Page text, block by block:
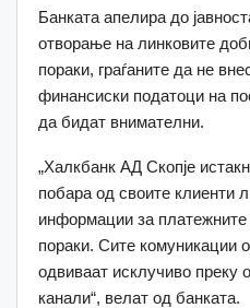
Банката апелира до
отворање на линковите
пораки, граѓаните да не
финансиски податоци на
да бидат внимателни.
„Халкбанк АД Скопје
побара од своите клиенти
информации за платежните
пораки. Сите комуникации
одвиваат исклучиво преку
канали“, велат од банката.